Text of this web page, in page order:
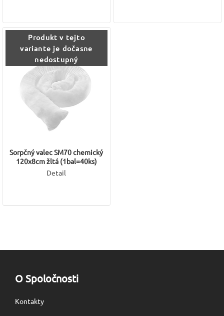
Produkt v tejto
variante je dočasne
nedostupný
Sorpčný valec SM70 chemický
120x8cm žltá (1bal=40ks)
Detail
O Spoločnosti
Kontakty